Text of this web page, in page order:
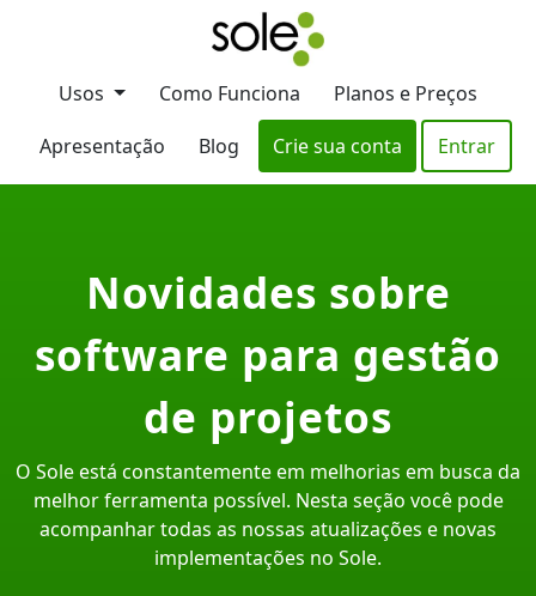
Usos Como Funciona
Planos e Preços
Apresentação
Blog Crie sua conta Entrar
Novidades sobre
software para gestão
de projetos
O Sole está constantemente em melhorias em busca da
melhor ferramenta possível. Nesta seção você pode
acompanhar todas as nossas atualizações e novas
implementações no Sole.